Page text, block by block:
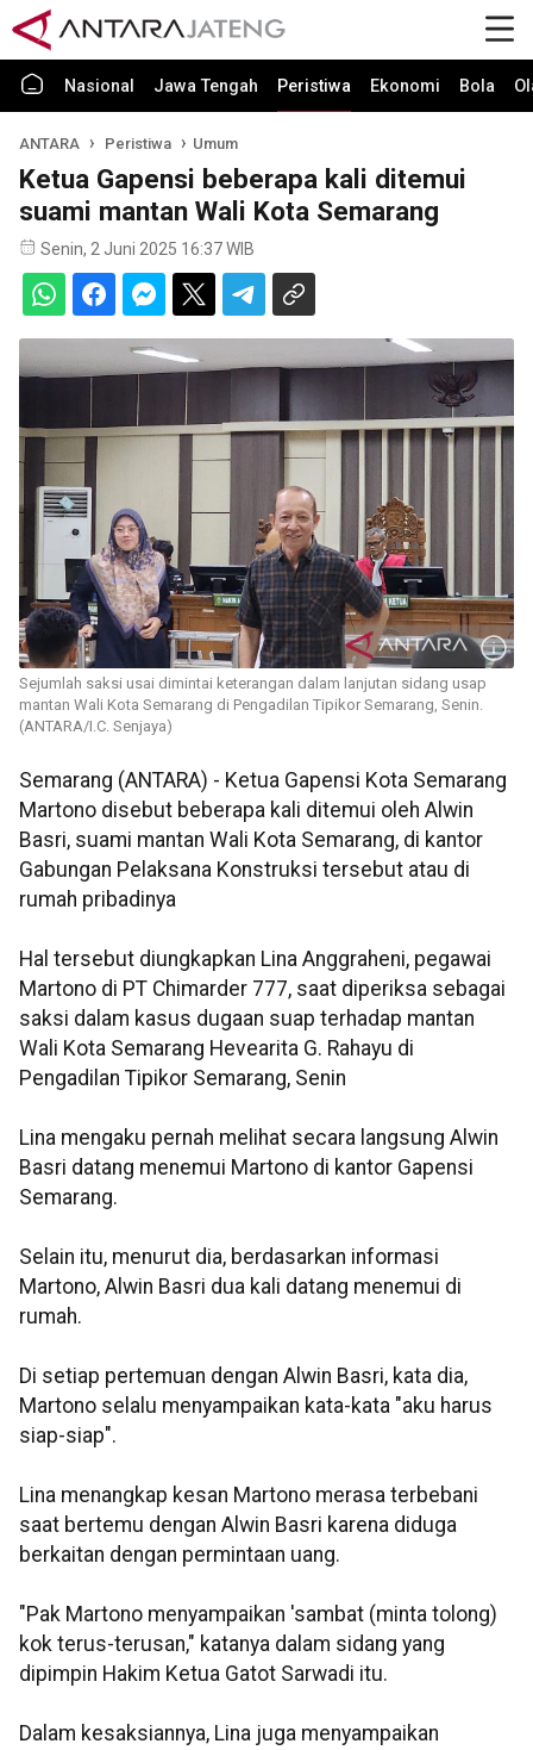
Nasional Jawa Tengah Peristiwa Ekonomi Bola
ANTARA Peristiwa Umum
Ketua Gapensi beberapa kali ditemui
suami mantan Wali Kota Semarang
Senin, 2 Juni 2025 16:37 WIB
Sejumlah saksi usai dimintai keterangan dalam lanjutan sidang usap
mantan Wali Kota Semarang di Pengadilan Tipikor Semarang, Senin.
(ANTARA/I.C. Senjaya)
Semarang (ANTARA) - Ketua Gapensi Kota Semarang
Martono disebut beberapa kali ditemui oleh Alwin
Basri, suami mantan Wali Kota Semarang, di kantor
Gabungan Pelaksana Konstruksi tersebut atau di
rumah pribadinya
Hal tersebut diungkapkan Lina Anggraheni, pegawai
Martono di PT Chimarder 777, saat diperiksa sebagai
saksi dalam kasus dugaan suap terhadap mantan
Wali Kota Semarang Hevearita G. Rahayu di
Pengadilan Tipikor Semarang, Senin
Lina mengaku pernah melihat secara langsung Alwin
Basri datang menemui Martono di kantor Gapensi
Semarang.
Selain itu, menurut dia, berdasarkan informasi
Martono, Alwin Basri dua kali datang menemui di
rumah.
Di setiap pertemuan dengan Alwin Basri, kata dia,
Martono selalu menyampaikan kata-kata "aku harus
siap-siap".
Lina menangkap kesan Martono merasa terbebani
saat bertemu dengan Alwin Basri karena diduga
berkaitan dengan permintaan uang.
"Pak Martono menyampaikan 'sambat (minta tolong)
kok terus-terusan," katanya dalam sidang yang
dipimpin Hakim Ketua Gatot Sarwadi itu.
Dalam kesaksiannya, Lina juga menyampaikan